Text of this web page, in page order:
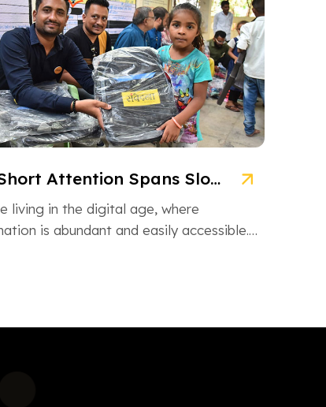
Are Short Attention Spans Slowing Down Children’s Learning?
living in the digital age, where
is abundant and easily accessible.